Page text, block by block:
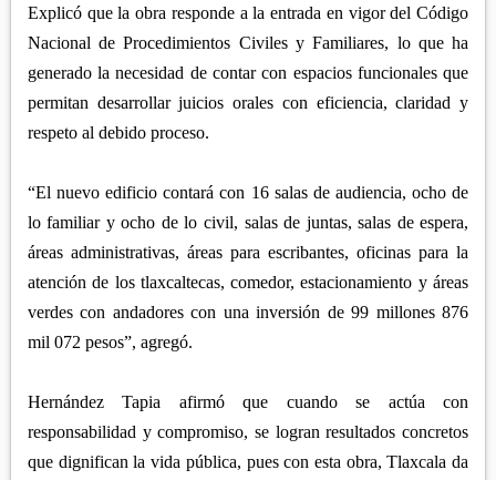
Explicó que la obra responde a la entrada en vigor del Código
Nacional de Procedimientos Civiles y Familiares, lo que ha
generado la necesidad de contar con espacios funcionales que
permitan desarrollar juicios orales con eficiencia, claridad y
respeto al debido proceso.
“El nuevo edificio contará con 16 salas de audiencia, ocho de
lo familiar y ocho de lo civil, salas de juntas, salas de espera,
áreas administrativas, áreas para escribantes, oficinas para la
atención de los tlaxcaltecas, comedor, estacionamiento y áreas
verdes con andadores con una inversión de 99 millones 876
mil 072 pesos”, agregó.
Hernández Tapia afirmó que cuando se actúa con
responsabilidad y compromiso, se logran resultados concretos
que dignifican la vida pública, pues con esta obra, Tlaxcala da